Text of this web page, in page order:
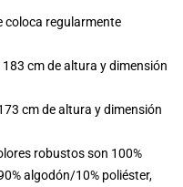
coloca regularmente
cm de altura y dimensión
cm de altura y dimensión
robustos son 100%
algodón/10% poliéster,